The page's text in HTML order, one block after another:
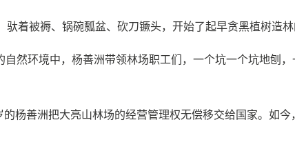
被褥、锅碗瓢盆、砍刀镢头，开始了起早贪黑植树造林
环境中，杨善洲带领林场职工们，一个坑一个坑地刨，
善洲把大亮山林场的经营管理权无偿移交给国家。如今